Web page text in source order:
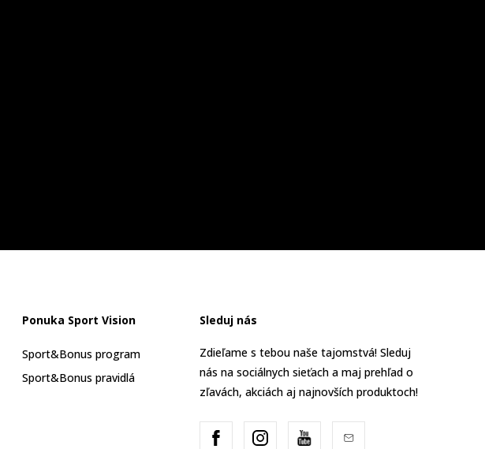
Ponuka Sport Vision
Sport&Bonus program
Sport&Bonus pravidlá
Sleduj nás
Zdieľame s tebou naše tajomstvá! Sleduj
nás na sociálnych sieťach a maj prehľad o
zľavách, akciách aj najnovších produktoch!